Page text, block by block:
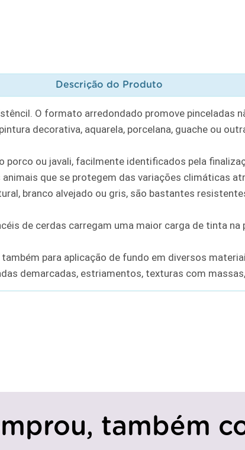
Descrição do Produto
O formato arredondado promove pinceladas
decorativa, aquarela, porcelana, guache ou
porco ou javali, facilmente identificados pela
que se protegem das variações climáticas
branco alvejado ou gris, são bastantes
de cerdas carregam uma maior carga de tinta
para aplicação de fundo em diversos
demarcadas, estriamentos, texturas com
também